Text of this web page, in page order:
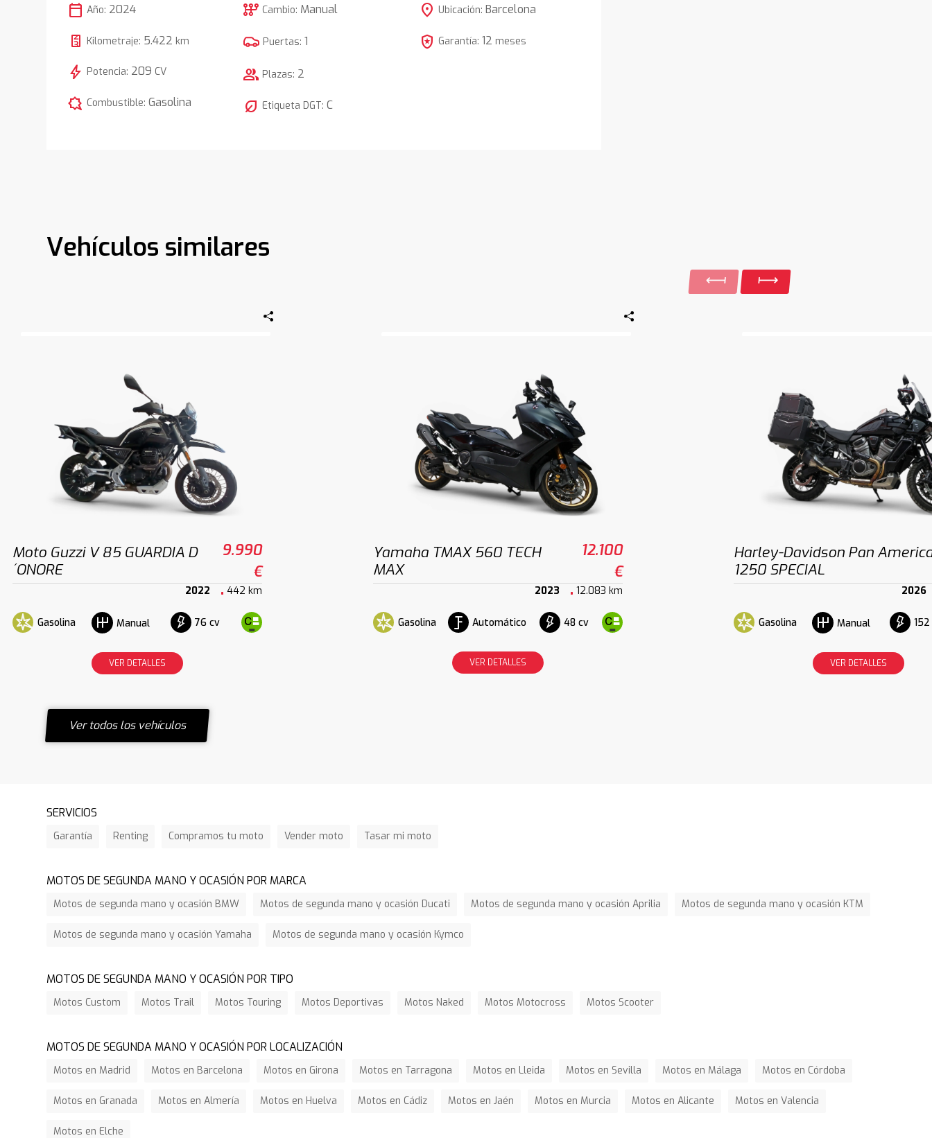
calendar_today Año: 2024
Kilometraje: 5.422 km
bolt Potencia: 209 CV
comic_bubble Combustible:Gasolina
auto_transmission Cambio: Manual
Puertas:1
group Plazas: 2
nest_eco_leaf Etiqueta DGT:C
location_on Ubicación: Barcelona
local_police Garantía: 12 meses
Vehículos similares
Moto Guzzi V 85 GUARDIA D
´ONORE
9.990
€
2022 442 km
Gasolina Manual 76 cv
VER DETALLES
Yamaha TMAX 560 TECH
MAX
12.100
€
2023 12.083 km
Gasolina Automático 48 cv
VER DETALLES
Harley-Davidson Pan
1250 SPECIAL
2026
Gasolina Manual
VER DETALLES
Ver todos los vehículos
SERVICIOS
Garantía Renting Compramos tu moto Vender moto Tasar mi moto
MOTOS DE SEGUNDA MANO Y OCASIÓN POR MARCA
Motos de segunda mano y ocasión BMW Motos de segunda mano y ocasión Ducati Motos de segunda mano y ocasión Aprilia Motos de segunda mano y ocasión KTM
Motos de segunda mano y ocasión Yamaha Motos de segunda mano y ocasión Kymco
MOTOS DE SEGUNDA MANO Y OCASIÓN POR TIPO
Motos Custom Motos Trail Motos Touring Motos Deportivas Motos Naked Motos Motocross Motos Scooter
MOTOS DE SEGUNDA MANO Y OCASIÓN POR LOCALIZACIÓN
Motos en Madrid Motos en Barcelona Motos en Girona Motos en Tarragona Motos en Lleida Motos en Sevilla Motos en Málaga Motos en Córdoba
Motos en Granada Motos en Almería Motos en Huelva Motos en Cádiz Motos en Jaén Motos en Murcia Motos en Alicante Motos en Valencia
Motos en Elche